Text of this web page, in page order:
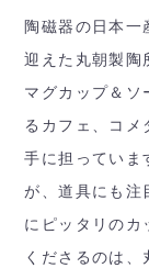
陶磁器の日本
迎えた丸朝製陶
マグカップ＆ソ
るカフェ、コ
手に担っていま
が、道具にも注
にピッタリのカ
くださるのは